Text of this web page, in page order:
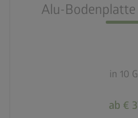
Alu-
in 10
ab €